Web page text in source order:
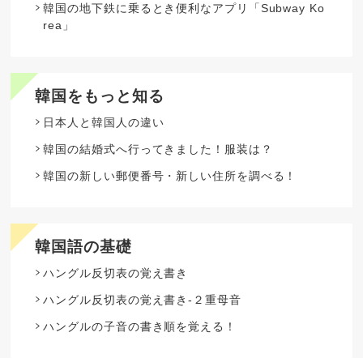
韓国の地下鉄に乗るとき便利なアプリ「Subway Ko
rea」
韓国をもっと知る
日本人と韓国人の違い
韓国の結婚式へ行ってきました！服装は？
韓国の新しい郵便番号・新しい住所を調べる！
韓国語の基礎
ハングル反切表の覚え書き
ハングル反切表の覚え書き-２重母音
ハングルの子音の書き順を覚える！